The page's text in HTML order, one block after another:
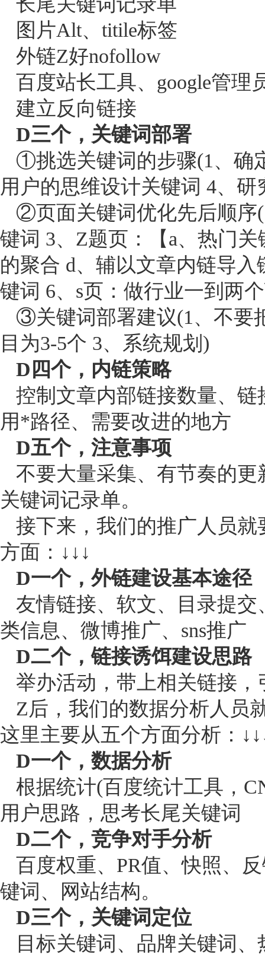
图片Alt、titile标签
外链Z好nofollow
百度站长工具、google管理
建立反向链接
D三个，关键词部署
①挑选关键词的步骤(1、确
用户的思维设计关键词 4、
②页面关键词优化先后顺序
键词 3、Z题页：【a、热门
的聚合 d、辅以文章内链导
键词 6、s页：做行业一到两
③关键词部署建议(1、不要
目为3-5个 3、系统规划)
D四个，内链策略
控制文章内部链接数量、链
用*路径、需要改进的地方
D五个，注意事项
不要大量采集、有节奏的更
关键词记录单。
接下来，我们的推广人员就
方面：↓↓↓
D一个，外链建设基本途径
友情链接、软文、目录提交
类信息、微博推广、sns推广
D二个，链接诱饵建设思路
举办活动，带上相关链接，
Z后，我们的数据分析人员
这里主要从五个方面分析：
D一个，数据分析
根据统计(百度统计工具，
用户思路，思考长尾关键词
D二个，竞争对手分析
百度权重、PR值、快照、
键词、网站结构。
D三个，关键词定位
目标关键词、品牌关键词、